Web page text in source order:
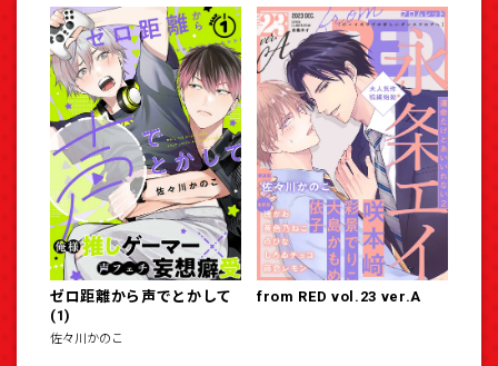
ゼロ距離から声でとかして
(1)
佐々川かのこ
from RED vol.23 ver.A